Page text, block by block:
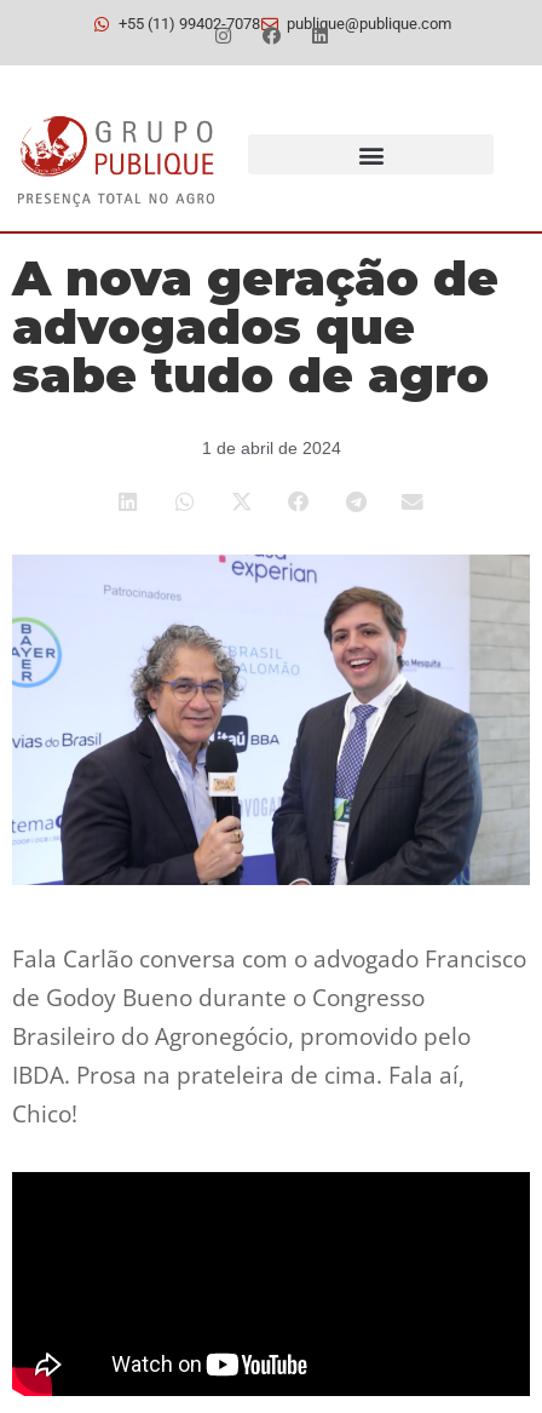
+55 (11) 99402-7078 publique@publique.com
A nova geração de
advogados que
sabe tudo de agro
1 de abril de 2024
Fala Carlão conversa com o advogado Francisco
de Godoy Bueno durante o Congresso
Brasileiro do Agronegócio, promovido pelo
IBDA. Prosa na prateleira de cima. Fala aí,
Chico!